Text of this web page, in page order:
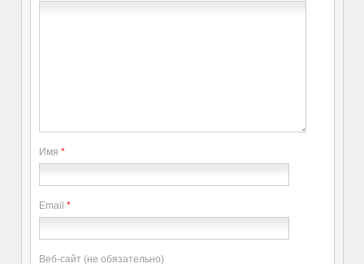
Имя *
Email *
Веб-сайт (не обязательно)